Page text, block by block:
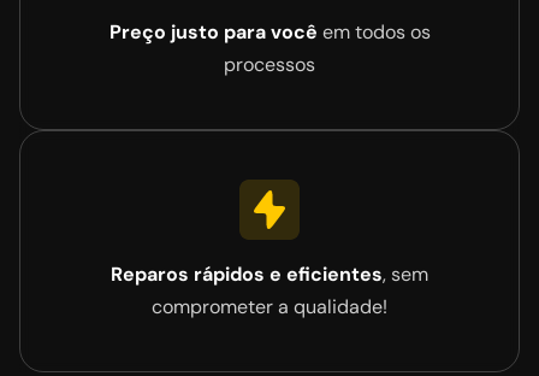
Preço justo para você em todos os
processos
Reparos rápidos e eficientes, sem
comprometer a qualidade!